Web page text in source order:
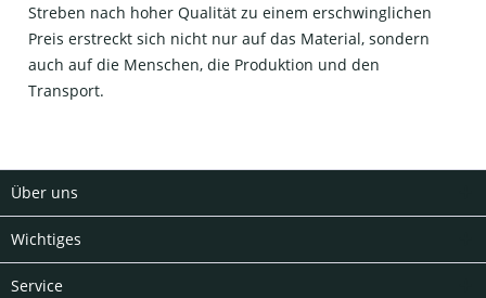
Streben nach hoher Qualität zu einem erschwinglichen
Preis erstreckt sich nicht nur auf das Material, sondern
auch auf die Menschen, die Produktion und den
Transport.
Über uns
Wichtiges
Service